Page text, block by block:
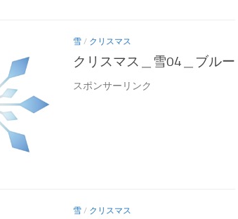
雪 / クリスマス
クリスマス＿雪04＿ブルー
スポンサーリンク
雪 / クリスマス